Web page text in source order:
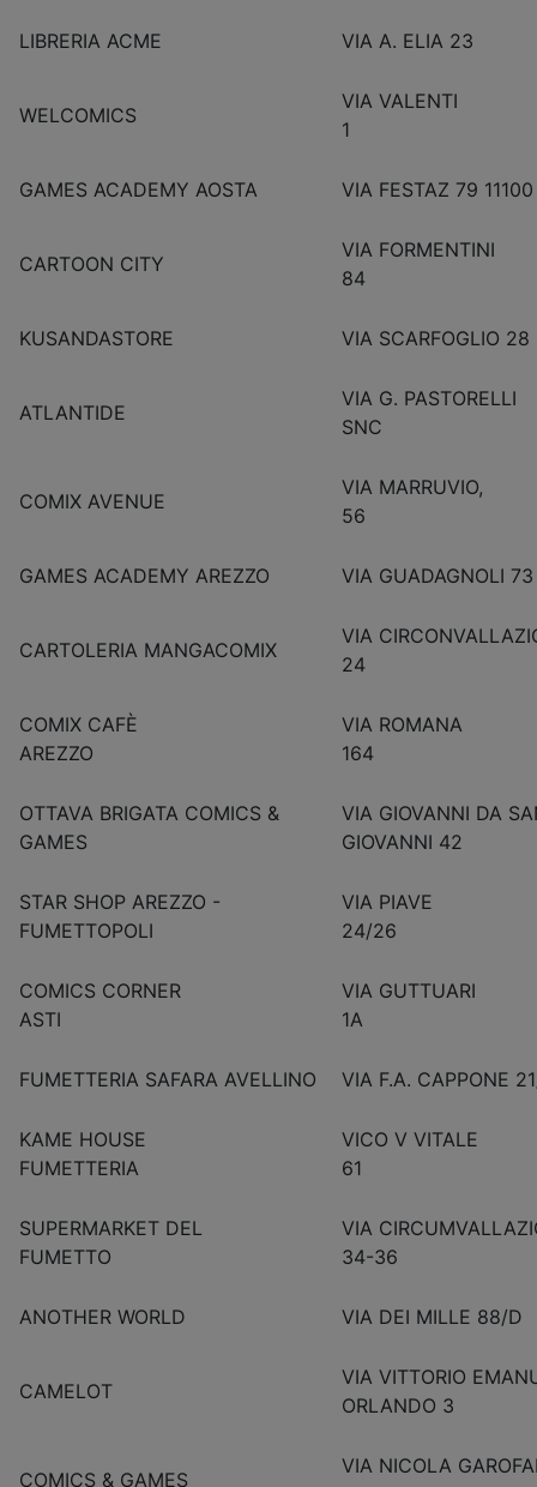
LIBRERIA ACME VIA A.
WELCOMICS
VIA VALENTI
1
GAMES ACADEMY AOSTA VIA FESTAZ 79
CARTOON CITY
VIA FORMENTINI
84
KUSANDASTORE VIA SCARFOGLIO 28
ATLANTIDE
VIA G. PASTORELLI
SNC
COMIX AVENUE
VIA MARRUVIO,
56
GAMES ACADEMY AREZZO VIA GUADAGNOLI 73
CARTOLERIA MANGACOMIX
VIA
24
COMIX CAFÈ
AREZZO
VIA ROMANA
164
OTTAVA BRIGATA COMICS &
GAMES
VIA GIOVANNI DA
GIOVANNI 42
STAR SHOP AREZZO -
FUMETTOPOLI
VIA PIAVE
24/
COMICS CORNER
ASTI
VIA GUTTUARI
1A
FUMETTERIA SAFARA AVELLINO VIA F.A. CAPPONE
KAME HOUSE
FUMETTERIA
VICO V VITALE
61
SUPERMARKET DEL
FUMETTO
VIA
34-36
ANOTHER WORLD VIA DEI MILLE 88/D
CAMELOT
VIA VITTORIO
ORLANDO 3
COMICS & GAMES
VIA NICOLA